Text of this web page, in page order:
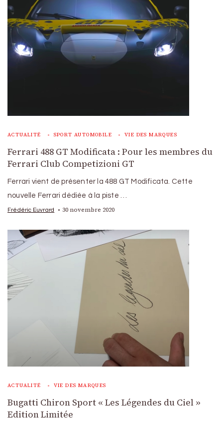
ACTUALITÉ SPORT AUTOMOBILE VIE DES MARQUES
Ferrari 488 GT Modificata : Pour les membres du
Ferrari Club Competizioni GT
Ferrari vient de présenter la 488 GT Modificata. Cette
nouvelle Ferrari dédiée à la piste …
Frédéric Euvrard 30 novembre 2020
ACTUALITÉ VIE DES MARQUES
Bugatti Chiron Sport « Les Légendes du Ciel »
Edition Limitée